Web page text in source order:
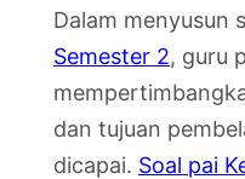
Dalam menyusun
Semester 2, guru
dan tujuan
dicapai. Soal pai